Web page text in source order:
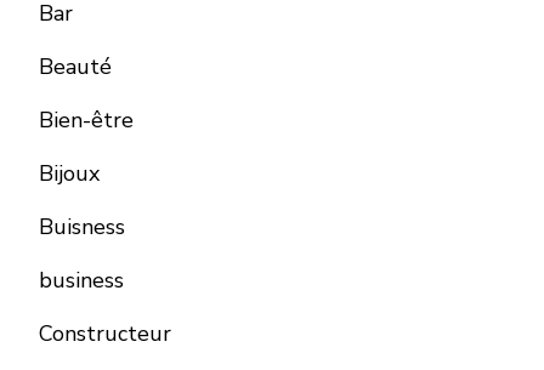
Bar
Beauté
Bien-être
Bijoux
Buisness
business
Constructeur